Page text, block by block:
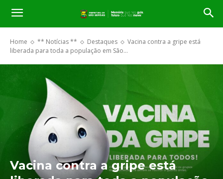
Home ** Notícias ** Destaques
Vacina contra a gripe está
liberada para toda a população em São...
Vacina contra a gripe está